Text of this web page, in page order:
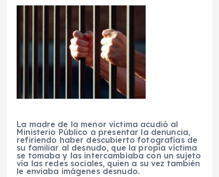
La madre de la menor víctima acudió al
Ministerio Público a presentar la denuncia,
refiriendo haber descubierto fotografías de
su familiar al desnudo, que la propia víctima
se tomaba y las intercambiaba con un sujeto
vía las redes sociales, quien a su vez también
le enviaba imágenes desnudo.